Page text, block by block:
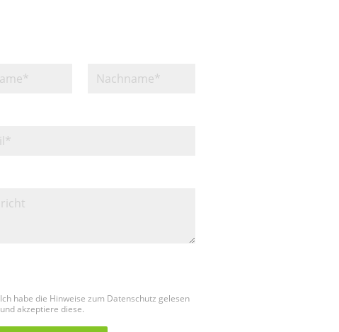
Ich habe die Hinweise zum Datenschutz gelesen
und akzeptiere diese.